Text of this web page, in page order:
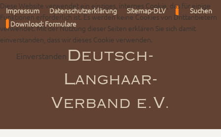
Impressum Datenschutzerklärung Sitemap-DLV
Suchen
Download: Formulare
Deutsch-
Langhaar-
Verband e.V.
Diese Website verwendet ein einziges, internes Cookie, das für einige
Funktionen erforderlich ist. Es werden keine Cookies von Drittanbietern
verwendet. Mit der Nutzung dieser Seiten erklären Sie sich damit
einverstanden, dass wir dieses Cookie verwenden.
Einverstanden